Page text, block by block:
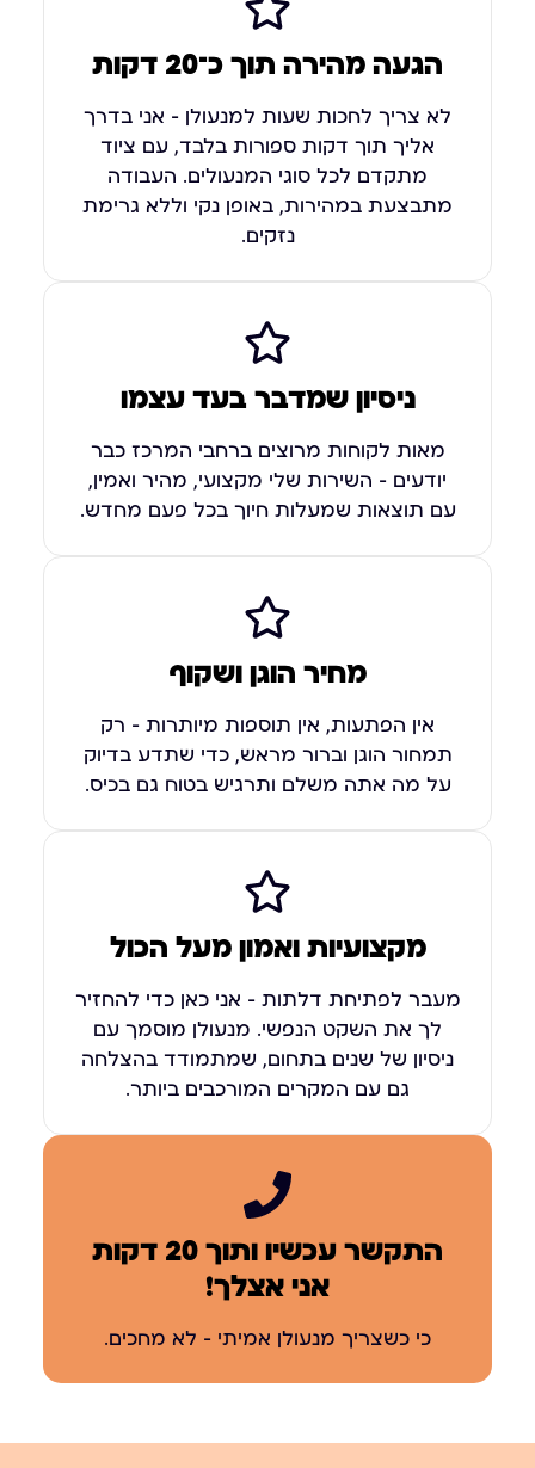
הגעה מהירה תוך כ־20 דקות
לא צריך לחכות שעות למנעולן – אני בדרך
אליך תוך דקות ספורות בלבד, עם ציוד
מתקדם לכל סוגי המנעולים. העבודה
מתבצעת במהירות, באופן נקי וללא גרימת
נזקים.
ניסיון שמדבר בעד עצמו
מאות לקוחות מרוצים ברחבי המרכז כבר
יודעים – השירות שלי מקצועי, מהיר ואמין,
עם תוצאות שמעלות חיוך בכל פעם מחדש.
מחיר הוגן ושקוף
אין הפתעות, אין תוספות מיותרות – רק
תמחור הוגן וברור מראש, כדי שתדע בדיוק
על מה אתה משלם ותרגיש בטוח גם בכיס.
מקצועיות ואמון מעל הכול
מעבר לפתיחת דלתות – אני כאן כדי להחזיר
לך את השקט הנפשי. מנעולן מוסמך עם
ניסיון של שנים בתחום, שמתמודד בהצלחה
גם עם המקרים המורכבים ביותר.
התקשר עכשיו ותוך 20 דקות
אני אצלך!
כי כשצריך מנעולן אמיתי – לא מחכים.